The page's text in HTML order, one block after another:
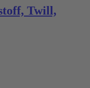
Twill,